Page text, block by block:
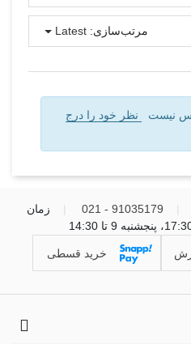
مرتب‌سازی: Latest
نیست
نظر خود را درج
91035179 - 021
زمان
خرید قسطی